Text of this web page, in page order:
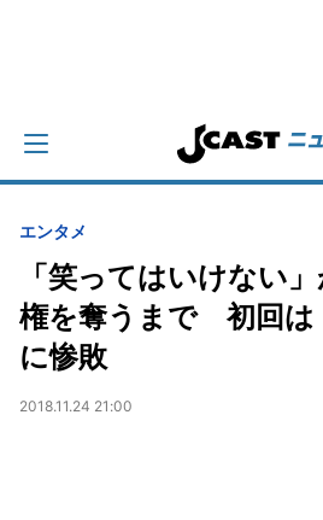
エンタメ
「笑ってはいけない
権を奪うまで 初回は
に惨敗
2018.11.24 21:00